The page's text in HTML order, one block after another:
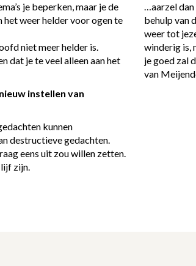
je beperken, maar je de
het weer helder voor ogen te
niet meer helder is.
dat je te veel alleen aan het
instellen van
kunnen
destructieve gedachten.
eens uit zou willen zetten.
zijn.
…aarzel dan
behulp van
weer tot
winderig is,
je goed zal
van